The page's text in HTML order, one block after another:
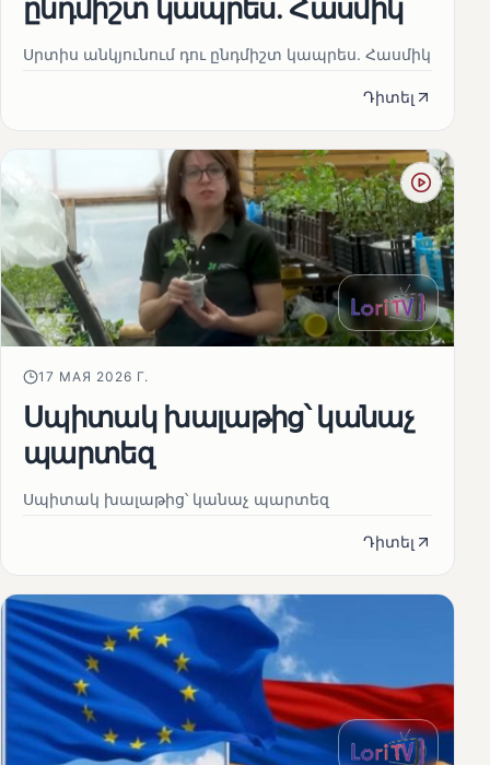
ընդմիշտ կապրես. Հասմիկ
Սրտիս անկյունում դու ընդմիշտ կապրես. Հասմիկ
Դիտել
17 МАЯ 2026 Г.
Սպիտակ խալաթից՝ կանաչ
պարտեզ
Սպիտակ խալաթից՝ կանաչ պարտեզ
Դիտել